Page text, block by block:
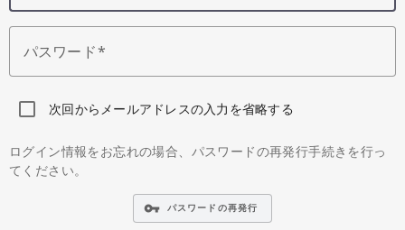
パスワード
次回からメールアドレスの入力を省略する
ログイン情報をお忘れの場合、パスワードの再発行手続きを行っ
てください。
vpn_key パスワードの再発行